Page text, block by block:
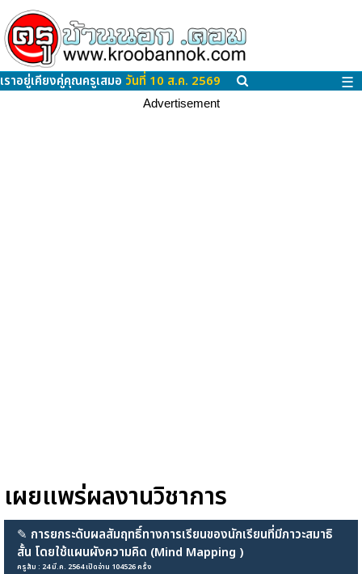
เราอยู่เคียงคู่คุณครูเสมอ วันที่ 10 ส.ค. 2569 ☰
Advertisement
เผยแพร่ผลงานวิชาการ
✎ การยกระดับผลสัมฤทธิ์ทางการเรียนของนักเรียนที่มีภาวะสมาธิ
สั้น โดยใช้แผนผังความคิด (Mind Mapping )
ครูส้ม : 24 มี.ค. 2564 เปิดอ่าน 104526 ครั้ง